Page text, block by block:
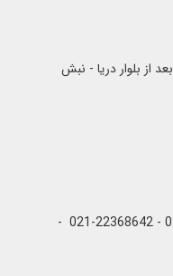
از بلوار دریا - نبش
021-22065033 - 021-22368641 - 021-22368642 -